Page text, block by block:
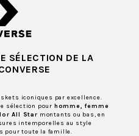
SÉLECTION DE LA
iconiques par excellence.
sélection pour homme, femme
All Star montants ou bas, en
intemporelles au style
pour toute la famille.